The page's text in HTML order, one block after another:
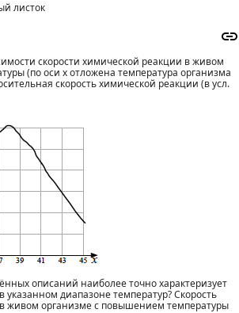
листок
скорости химической реакции в живом
(по оси х отложена температура организма
скорость химической реакции (в усл.
описаний наиболее точно характеризует
указанном диапазоне температур? Скорость
живом организме с повышением температуры